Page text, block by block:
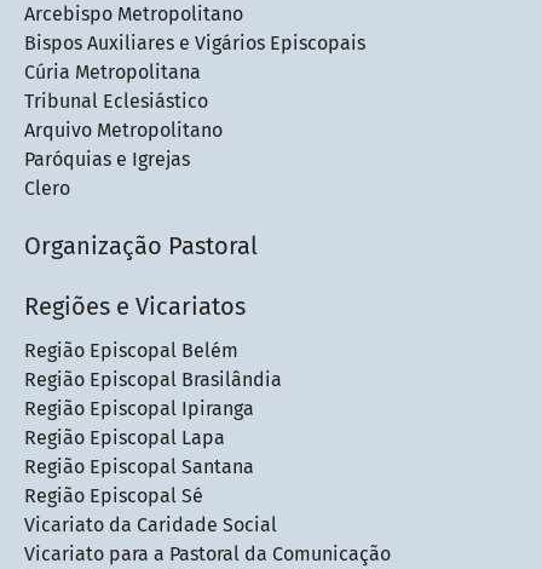
Arcebispo Metropolitano
Bispos Auxiliares e Vigários Episcopais
Cúria Metropolitana
Tribunal Eclesiástico
Arquivo Metropolitano
Paróquias e Igrejas
Clero
Organização Pastoral
Regiões e Vicariatos
Região Episcopal Belém
Região Episcopal Brasilândia
Região Episcopal Ipiranga
Região Episcopal Lapa
Região Episcopal Santana
Região Episcopal Sé
Vicariato da Caridade Social
Vicariato para a Pastoral da Comunicação